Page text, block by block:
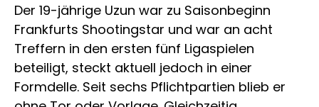
Der 19-jährige Uzun war zu Saisonbeginn
Frankfurts Shootingstar und war an acht
Treffern in den ersten fünf Ligaspielen
beteiligt, steckt aktuell jedoch in einer
Formdelle. Seit sechs Pflichtpartien blieb er